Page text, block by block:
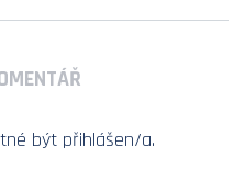
být přihlášen/a.